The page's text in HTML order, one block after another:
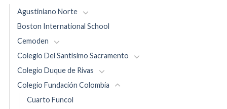
Agustiniano Norte
Boston International School
Cemoden
Colegio Del Santísimo Sacramento
Colegio Duque de Rivas
Colegio Fundación Colombia
Cuarto Funcol